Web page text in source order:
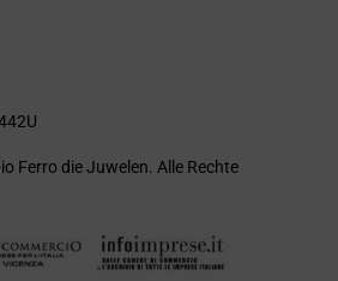
Ferro die Juwelen. Alle Rechte